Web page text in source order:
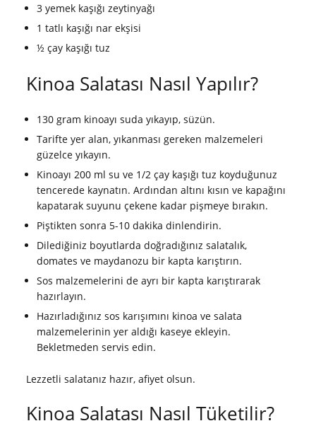
3 yemek kaşığı zeytinyağı
1 tatlı kaşığı nar ekşisi
½ çay kaşığı tuz
Kinoa Salatası Nasıl Yapılır?
130 gram kinoayı suda yıkayıp, süzün.
Tarifte yer alan, yıkanması gereken malzemeleri
güzelce yıkayın.
Kinoayı 200 ml su ve 1/2 çay kaşığı tuz koyduğunuz
tencerede kaynatın. Ardından altını kısın ve kapağını
kapatarak suyunu çekene kadar pişmeye bırakın.
Piştikten sonra 5-10 dakika dinlendirin.
Dilediğiniz boyutlarda doğradığınız salatalık,
domates ve maydanozu bir kapta karıştırın.
Sos malzemelerini de ayrı bir kapta karıştırarak
hazırlayın.
Hazırladığınız sos karışımını kinoa ve salata
malzemelerinin yer aldığı kaseye ekleyin.
Bekletmeden servis edin.
Lezzetli salatanız hazır, afiyet olsun.
Kinoa Salatası Nasıl Tüketilir?